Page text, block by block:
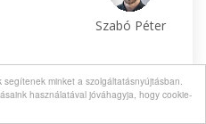
segítenek minket a szolgáltatásnyújtásban.
használatával jóváhagyja, hogy cookie-
Szabó Péter